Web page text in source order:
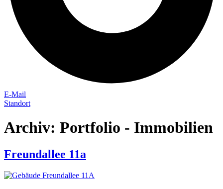
E-Mail
Standort
Archiv: Portfolio - Immobilien
Freundallee 11a